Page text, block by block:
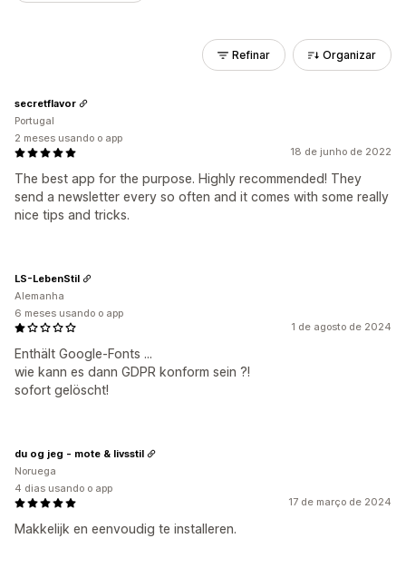
Refinar Organizar
18 de junho de 2022
The best app for the purpose. Highly recommended! They
send a newsletter every so often and it comes with some really
nice tips and tricks.
secretflavor
Portugal
2 meses usando o app
1 de agosto de 2024
Enthält Google-Fonts ...
wie kann es dann GDPR konform sein ?!
sofort gelöscht!
LS-LebenStil
Alemanha
6 meses usando o app
17 de março de 2024
Makkelijk en eenvoudig te installeren.
du og jeg - mote & livsstil
Noruega
4 dias usando o app